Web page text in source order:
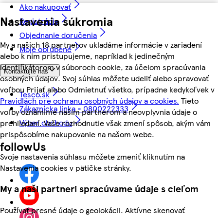
Nastavenia súkromia
My a našich 18 partnerov ukladáme informácie v zariadení
alebo k nim pristupujeme, napríklad k jedinečným
identifikátorom v súboroch cookie, za účelom spracúvania
osobných údajov. Svoj súhlas môžete udeliť alebo spravovať
voľbou Prijať alebo Odmietnuť všetko, prípadne kedykoľvek v
Pravidlách pre ochranu osobných údajov a cookies. Tieto
voľby oznámime našim partnerom a neovplyvnia údaje o
prehliadaní. Vaše rozhodnutie však zmení spôsob, akým vám
prispôsobíme nakupovanie na našom webe.
Svoje nastavenia súhlasu môžete zmeniť kliknutím na
Nastavenia cookies v pätičke stránky.
My a naši partneri spracúvame údaje s cieľom
Používať presné údaje o geolokácii. Aktívne skenovať
Ako nakupovať
Registrácia
Objednanie doručenia
Moje obľúbené
Kontaktujte nás
Tesco.sk
Zákaznícka linka - 0800222333
Výber obchodu
followUs